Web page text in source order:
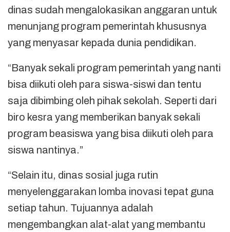
dinas sudah mengalokasikan anggaran untuk
menunjang program pemerintah khususnya
yang menyasar kepada dunia pendidikan.
“Banyak sekali program pemerintah yang nanti
bisa diikuti oleh para siswa-siswi dan tentu
saja dibimbing oleh pihak sekolah. Seperti dari
biro kesra yang memberikan banyak sekali
program beasiswa yang bisa diikuti oleh para
siswa nantinya.”
“Selain itu, dinas sosial juga rutin
menyelenggarakan lomba inovasi tepat guna
setiap tahun. Tujuannya adalah
mengembangkan alat-alat yang membantu